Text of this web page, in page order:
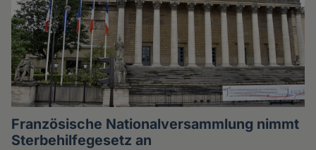
Französische Nationalversammlung nimmt
Sterbehilfegesetz an